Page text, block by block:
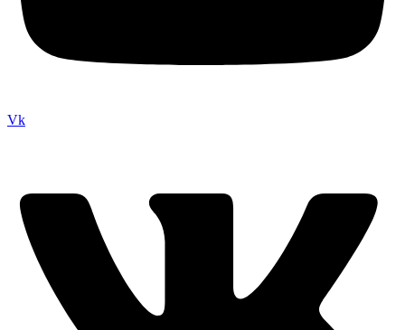
Vk